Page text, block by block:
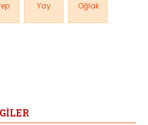
Yay Oğlak